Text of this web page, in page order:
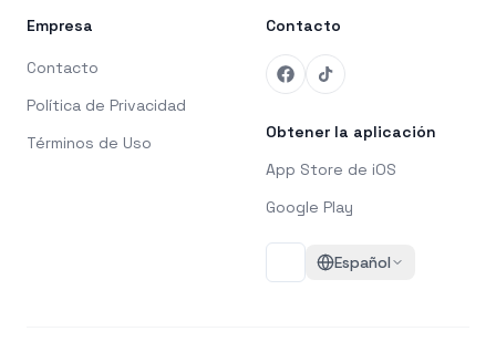
Empresa
Contacto
Política de Privacidad
Términos de Uso
Contacto
Obtener la aplicación
App Store de iOS
Google Play
Español